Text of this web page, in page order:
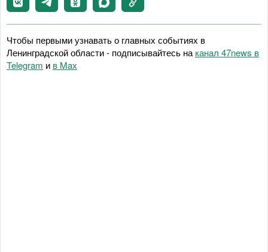
Чтобы первыми узнавать о главных событиях в
Ленинградской области - подписывайтесь на канал 47news в
Telegram и в Maх